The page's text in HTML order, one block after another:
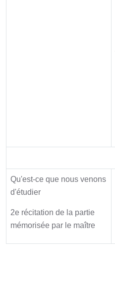
Qu'est-ce que nous venons
d'étudier
2e récitation de la partie
mémorisée par le maître